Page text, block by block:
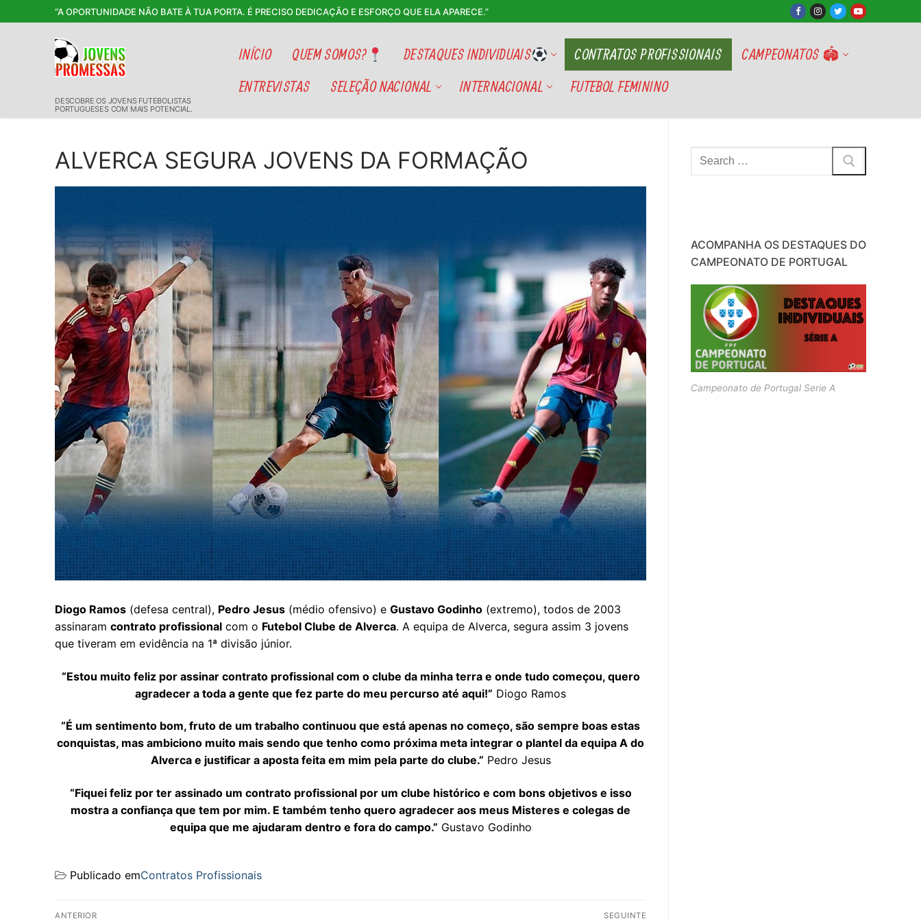
para
“A OPORTUNIDADE NÃO BATE À TUA PORTA. É PRECISO DEDICAÇÃO E ESFORÇO QUE ELA APARECE.”
DESCOBRE OS JOVENS FUTEBOLISTAS
PORTUGUESES COM MAIS POTENCIAL.
INÍCIO QUEM SOMOS? DESTAQUES INDIVIDUAIS CONTRATOS PROFISSIONAIS
CAMPEONATOS 🏟
ENTREVISTAS
SELEÇÃO NACIONAL INTERNACIONAL FUTEBOL FEMININO
ALVERCA SEGURA JOVENS DA FORMAÇÃO
Diogo Ramos (defesa central), Pedro Jesus (médio ofensivo) e Gustavo Godinho (extremo), todos de 2003
assinaram contrato profissional com o Futebol Clube de Alverca. A equipa de Alverca, segura assim 3 jovens
que tiveram em evidência na 1ª divisão júnior.
“Estou muito feliz por assinar contrato profissional com o clube da minha terra e onde tudo começou, quero
agradecer a toda a gente que fez parte do meu percurso até aqui!” Diogo Ramos
“É um sentimento bom, fruto de um trabalho continuou que está apenas no começo, são sempre boas estas
conquistas, mas ambiciono muito mais sendo que tenho como próxima meta integrar o plantel da equipa A do
Alverca e justificar a aposta feita em mim pela parte do clube.” Pedro Jesus
“Fiquei feliz por ter assinado um contrato profissional por um clube histórico e com bons objetivos e isso
mostra a confiança que tem por mim. E também tenho quero agradecer aos meus Misteres e colegas de
equipa que me ajudaram dentro e fora do campo.” Gustavo Godinho
Publicado emContratos Profissionais
Navegação
ANTERIOR SEGUINTE
Pesquisar
ACOMPANHA OS DESTAQUES DO
CAMPEONATO DE PORTUGAL
Campeonato de Portugal Serie A